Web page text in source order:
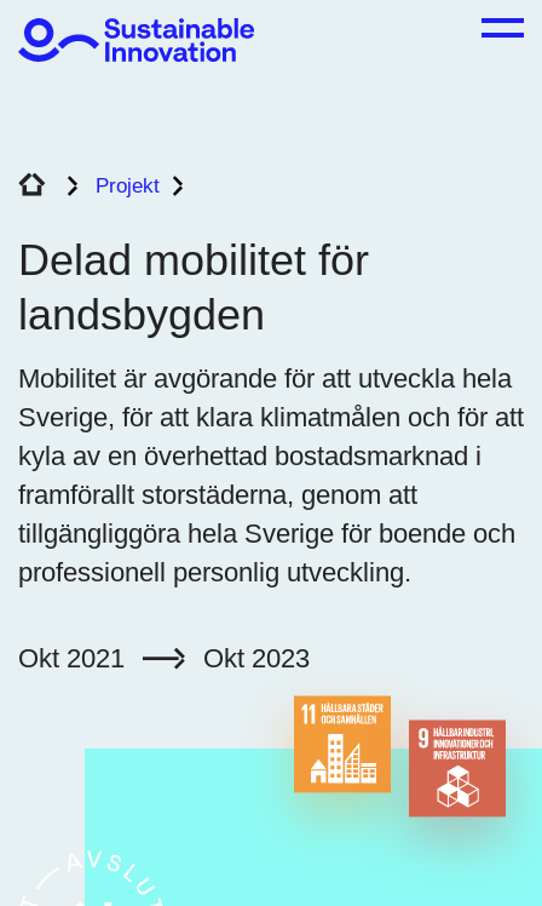
Projekt
Delad mobilitet för
landsbygden
Mobilitet är avgörande för att utveckla hela
Sverige, för att klara klimatmålen och för att
kyla av en överhettad bostadsmarknad i
framförallt storstäderna, genom att
tillgängliggöra hela Sverige för boende och
professionell personlig utveckling.
Okt 2021 Okt 2023